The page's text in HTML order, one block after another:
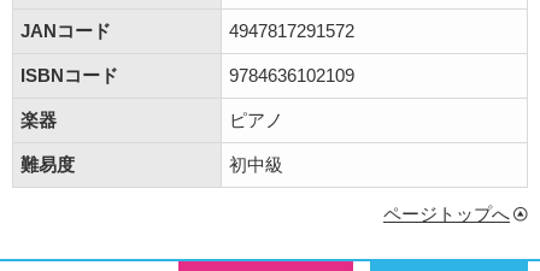
JANコード 4947817291572
ISBNコード 9784636102109
楽器 ピアノ
難易度 初中級
ページトップへ